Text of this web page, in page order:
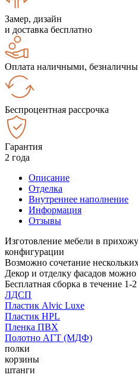
Замер, дизайн
и доставка бесплатно
Оплата наличными,
Беспроцентная рассрочка
Гарантия
2 года
Описание
Отделка
Внутреннее наполнение
Информация
Отзывы
Изготовление мебели в
конфигурации
Возможно сочетание
Декор и отделку фасадов
Бесплатная сборка в течение 1-
ЛДСП
Пластик Alvic Luxe
Пластик HPL
Пленка ПВХ
Полотно АГТ (МДФ)
полки
корзины
штанги